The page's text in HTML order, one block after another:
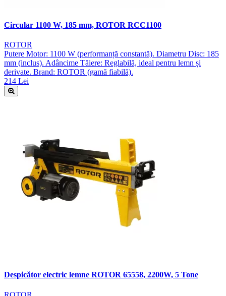
Circular 1100 W, 185 mm, ROTOR RCC1100
ROTOR
Putere Motor: 1100 W (performanță constantă). Diametru Disc: 185
mm (inclus). Adâncime Tăiere: Reglabilă, ideal pentru lemn și
derivate. Brand: ROTOR (gamă fiabilă).
214 Lei
Despicător electric lemne ROTOR 65558, 2200W, 5 Tone